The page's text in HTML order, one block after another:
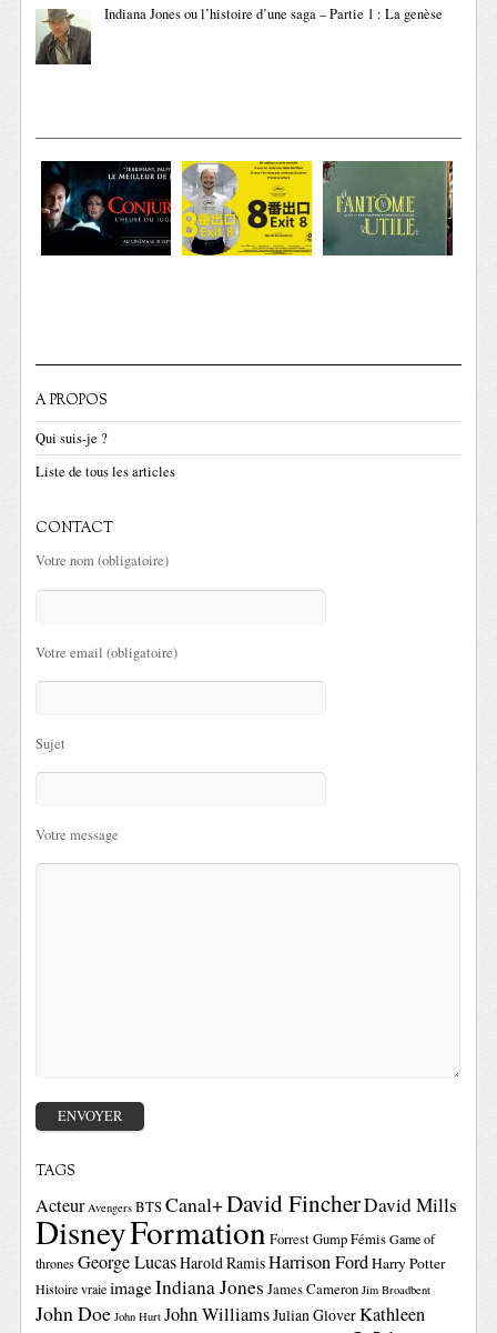
Indiana Jones ou l’histoire d’une saga – Partie 1 : La genèse
A PROPOS
Qui suis-je ?
Liste de tous les articles
CONTACT
Votre nom (obligatoire)
Votre email (obligatoire)
Sujet
Votre message
TAGS
Acteur Avengers BTSCanal+David FincherDavid Mills
DisneyFormationForrest GumpFémis Game of
thrones George LucasHarold RamisHarrison FordHarry Potter
Histoire vraie imageIndiana Jones James Cameron Jim Broadbent
John Doe John Hurt John WilliamsJulian GloverKathleen